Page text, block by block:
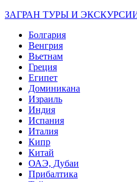
ЗАГРАН ТУРЫ И
Болгария
Венгрия
Вьетнам
Греция
Египет
Доминикана
Израиль
Индия
Испания
Италия
Кипр
Китай
ОАЭ, Дубаи
Прибалтика